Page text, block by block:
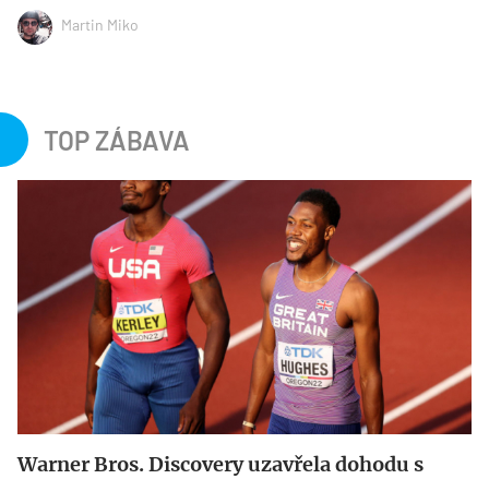
Martin Miko
TOP ZÁBAVA
Warner Bros. Discovery uzavřela dohodu s